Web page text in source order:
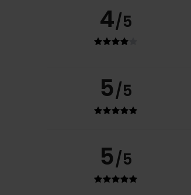
4/5
5/5
5/5